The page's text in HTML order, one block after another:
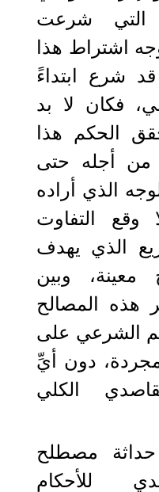
التي شرعت
اشتراط هذا
شرع ابتداءً
فكان لا بد
الحكم هذا
من أجله حتى
الذي أراده
وقع التفاوت
الذي يهدف
وبين
هذه المصالح
الشرعي على
مجردة، دون أيِّ
الكلي
مصطلح
للأحكام